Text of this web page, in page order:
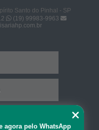
Santo do Pinhal - SP
(19) 99983-9963
agora pelo WhatsApp